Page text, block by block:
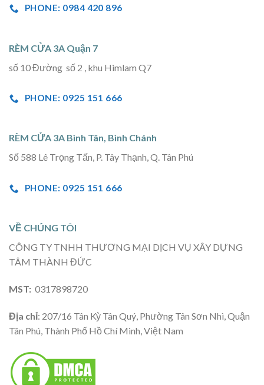
PHONE: 0984 420 896
RÈM CỬA 3A Quận 7
số 10 Đường số 2 , khu Himlam Q7
PHONE: 0925 151 666
RÈM CỬA 3A Bình Tân, Bình Chánh
Số 588 Lê Trọng Tấn, P. Tây Thạnh, Q. Tân Phú
PHONE: 0925 151 666
VỀ CHÚNG TÔI
CÔNG TY TNHH THƯƠNG MẠI DỊCH VỤ XÂY DỰNG
TÂM THÀNH ĐỨC
MST: 0317898720
Địa chỉ: 207/16 Tân Kỳ Tân Quý, Phường Tân Sơn Nhì, Quận
Tân Phú, Thành Phố Hồ Chí Minh, Việt Nam